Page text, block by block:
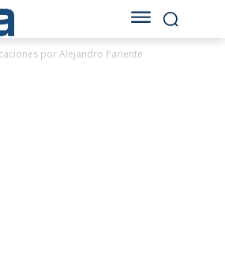
por Alejandro Pariente